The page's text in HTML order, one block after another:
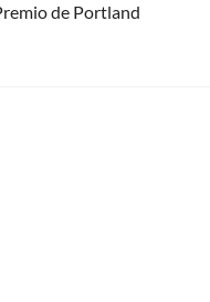
de Portland